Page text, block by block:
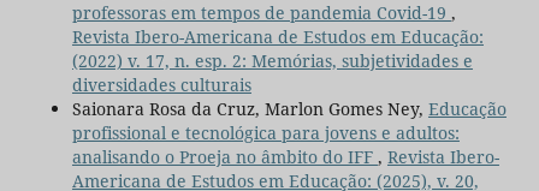
professoras em tempos de pandemia Covid-19 ,
Revista Ibero-Americana de Estudos em Educação:
(2022) v. 17, n. esp. 2: Memórias, subjetividades e
diversidades culturais
Saionara Rosa da Cruz, Marlon Gomes Ney, Educação
profissional e tecnológica para jovens e adultos:
analisando o Proeja no âmbito do IFF , Revista Ibero-
Americana de Estudos em Educação: (2025), v. 20,